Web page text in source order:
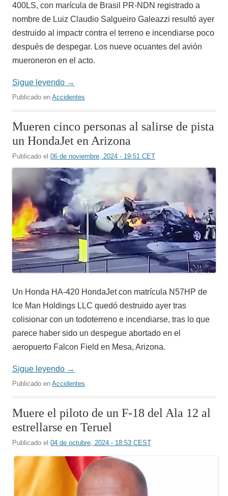
400LS, con marícula de Brasil PR-NDN registrado a
nombre de Luiz Claudio Salgueiro Galeazzi resultó ayer
destruido al impactr contra el terreno e incendiarse poco
después de despegar. Los nueve ocuantes del avión
mueroneron en el acto.
Sigue leyendo →
Publicado en Accidentes
Mueren cinco personas al salirse de pista
un HondaJet en Arizona
Publicado el 06 de noviembre, 2024 - 19:51 CET
Un Honda HA-420 HondaJet con matrícula N57HP de
Ice Man Holdings LLC quedó destruido ayer tras
colisionar con un todoterreno e incendiarse, tras lo que
parece haber sido un despegue abortado en el
aeropuerto Falcon Field en Mesa, Arizona.
Sigue leyendo →
Publicado en Accidentes
Muere el piloto de un F-18 del Ala 12 al
estrellarse en Teruel
Publicado el 04 de octubre, 2024 - 18:53 CEST